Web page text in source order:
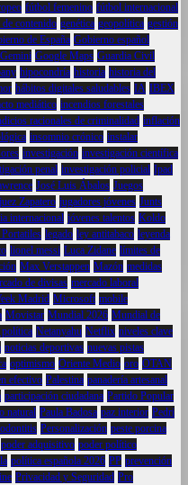
fútbol femenino fútbol internacional
de contenido genética geopolítica gestión
de España Gobierno español
Google Maps Guardia Civil
hipocondría historia historia del
hábitos digitales saludables IA IBEX
mediático incendios forestales
racionales de criminalidad inflación
insomnio crónico instalar
investigación investigación científica
penal investigación policial Ipad
José Luis Ábalos Juegos
juez Zapatero jugadores jóvenes Junts
internacional jóvenes talentos Koldo
legado ley antitabaco leyenda
lionel messi Luca Zidane límites de
Max Verstappen Mazón medidas
de divisas mercado laboral
Madrid Microsoft mobile
Movistar Mundial 2026 Mundial de
política Netanyahu Netflix niveles clave
noticias deportivas nuevas pistas
optimismo Oriente Medio oro OTAN
efectivo Palestina panadería artesanal
participación ciudadana Partido Popular
natural Paula Badosa paz interior Pedri
Personalización peste porcina
poder adquisitivo poder político
política española 2026 PP prevención
Privacidad y Seguridad Pro